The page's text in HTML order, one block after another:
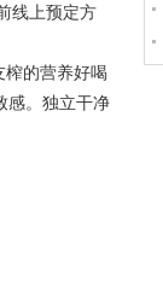
线上预定方
的营养好喝
感。独立干净